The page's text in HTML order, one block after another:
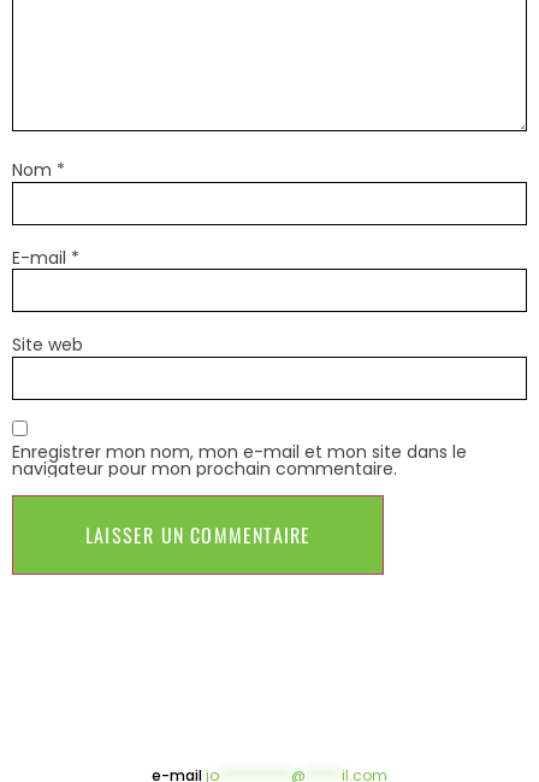
Nom *
E-mail *
Site web
Enregistrer mon nom, mon e-mail et mon site dans le
navigateur pour mon prochain commentaire.
e-mailjo @ il.com